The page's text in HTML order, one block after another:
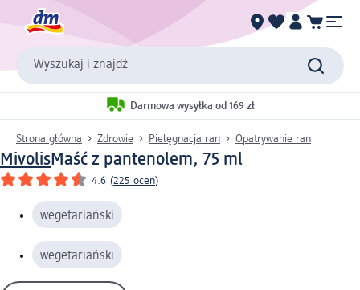
Wyszukaj i znajdź
Darmowa wysyłka od 169 zł
Strona główna Zdrowie Pielęgnacja ran Opatrywanie ran
MivolisMaść z pantenolem, 75 ml
4.6 (225 ocen)
wegetariański
wegetariański